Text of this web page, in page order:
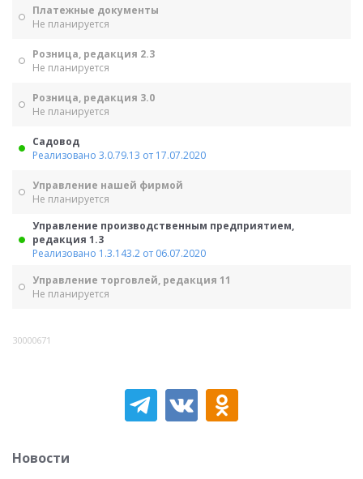
Платежные документы
Не планируется
Розница, редакция 2.3
Не планируется
Розница, редакция 3.0
Не планируется
Садовод
Реализовано 3.0.79.13 от 17.07.2020
Управление нашей фирмой
Не планируется
Управление производственным предприятием,
редакция 1.3
Реализовано 1.3.143.2 от 06.07.2020
Управление торговлей, редакция 11
Не планируется
30000671
Новости